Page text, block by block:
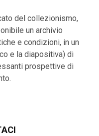
del collezionismo,
un archivio
e condizioni, in un
e la diapositiva) di
prospettive di